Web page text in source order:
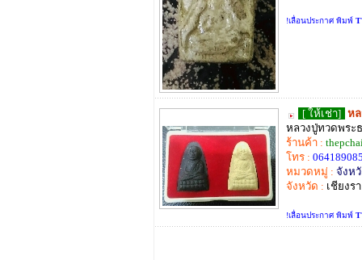
!เลื่อนประกาศ พิมพ์
[ ให้เช่า] ห
หลวงปู่ทวดพระ
ร้านค้า :
โทร :
หมวดหมู่ : จังห
จังหวัด : เชียงร
!เลื่อนประกาศ พิมพ์